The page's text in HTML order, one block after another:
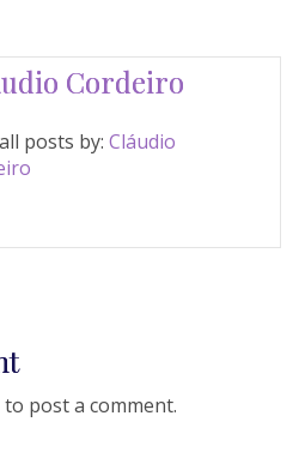
Cordeiro
posts by: Cláudio
to post a comment.